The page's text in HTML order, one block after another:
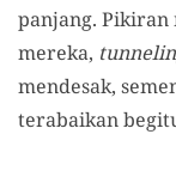
panjang.
mereka,
mendesak,
terabaikan